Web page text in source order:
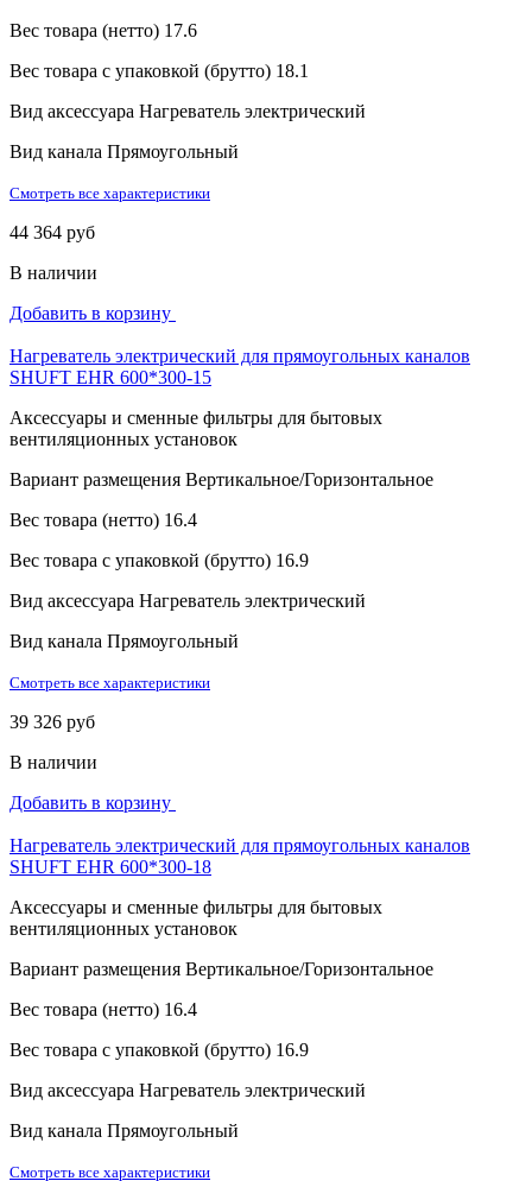
Вес товара (нетто) 17.6
Вес товара с упаковкой (брутто) 18.1
Вид аксессуара Нагреватель электрический
Вид канала Прямоугольный
Смотреть все характеристики
44 364 руб
В наличии
Добавить в корзину
Нагреватель электрический для прямоугольных каналов
SHUFT EHR 600*300-15
Аксессуары и сменные фильтры для бытовых
вентиляционных установок
Вариант размещения Вертикальное/Горизонтальное
Вес товара (нетто) 16.4
Вес товара с упаковкой (брутто) 16.9
Вид аксессуара Нагреватель электрический
Вид канала Прямоугольный
Смотреть все характеристики
39 326 руб
В наличии
Добавить в корзину
Нагреватель электрический для прямоугольных каналов
SHUFT EHR 600*300-18
Аксессуары и сменные фильтры для бытовых
вентиляционных установок
Вариант размещения Вертикальное/Горизонтальное
Вес товара (нетто) 16.4
Вес товара с упаковкой (брутто) 16.9
Вид аксессуара Нагреватель электрический
Вид канала Прямоугольный
Смотреть все характеристики